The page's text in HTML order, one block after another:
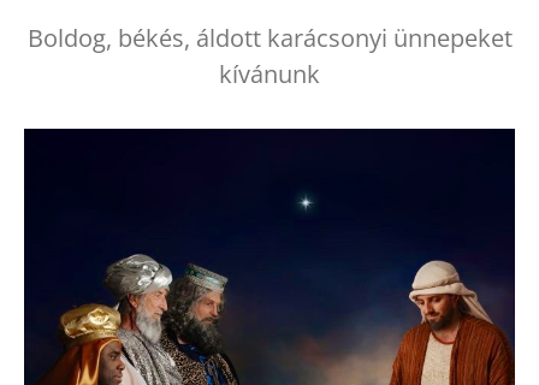
Boldog, békés, áldott karácsonyi ünnepeket
kívánunk